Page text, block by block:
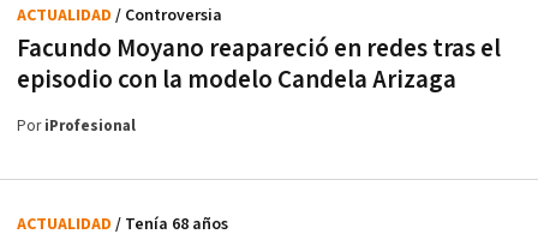
Facundo Moyano reapareció en redes tras el
episodio con la modelo Candela Arizaga
ACTUALIDAD / Controversia
PoriProfesional
ACTUALIDAD / Tenía 68 años